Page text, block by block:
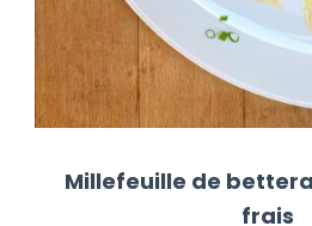
Millefeuille de
frais